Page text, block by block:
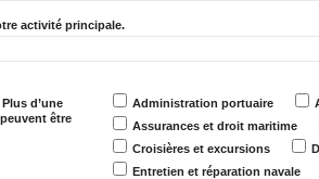
activité principale.
Plus d’une
être
Administration portuaire
Assurances et droit maritime
Croisières et excursions
Entretien et réparation navale